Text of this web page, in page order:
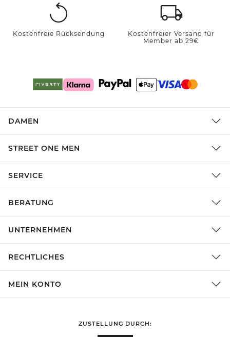
Kostenfreie Rücksendung
Kostenfreier Versand für
Member ab 29€
DAMEN
STREET ONE MEN
SERVICE
BERATUNG
UNTERNEHMEN
RECHTLICHES
MEIN KONTO
ZUSTELLUNG DURCH: